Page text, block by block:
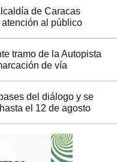
de Caracas
al público
tramo de la Autopista
de vía
del diálogo y se
el 12 de agosto